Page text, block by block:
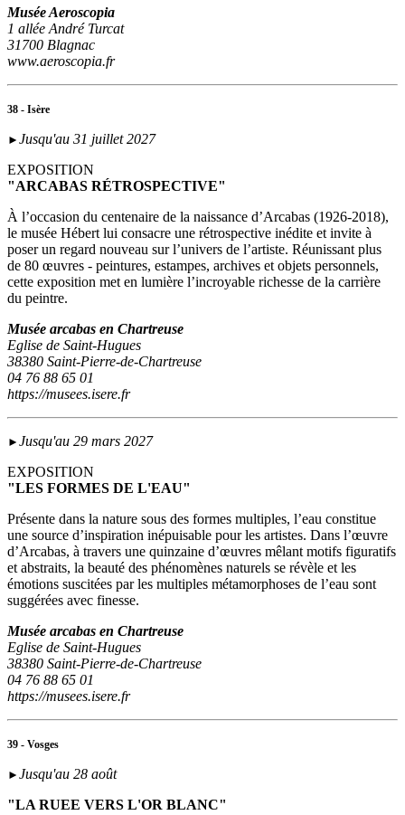
Musée Aeroscopia
1 allée André Turcat
31700 Blagnac
www.aeroscopia.fr
38 - Isère
► Jusqu'au 31 juillet 2027
EXPOSITION
"ARCABAS RÉTROSPECTIVE"
À l’occasion du centenaire de la naissance d’Arcabas (1926-2018),
le musée Hébert lui consacre une rétrospective inédite et invite à
poser un regard nouveau sur l’univers de l’artiste. Réunissant plus
de 80 œuvres - peintures, estampes, archives et objets personnels,
cette exposition met en lumière l’incroyable richesse de la carrière
du peintre.
Musée arcabas en Chartreuse
Eglise de Saint-Hugues
38380 Saint-Pierre-de-Chartreuse
04 76 88 65 01
https://musees.isere.fr
► Jusqu'au 29 mars 2027
EXPOSITION
"LES FORMES DE L'EAU"
Présente dans la nature sous des formes multiples, l’eau constitue
une source d’inspiration inépuisable pour les artistes. Dans l’œuvre
d’Arcabas, à travers une quinzaine d’œuvres mêlant motifs figuratifs
et abstraits, la beauté des phénomènes naturels se révèle et les
émotions suscitées par les multiples métamorphoses de l’eau sont
suggérées avec finesse.
Musée arcabas en Chartreuse
Eglise de Saint-Hugues
38380 Saint-Pierre-de-Chartreuse
04 76 88 65 01
https://musees.isere.fr
39 - Vosges
► Jusqu'au 28 août
"LA RUEE VERS L'OR BLANC"